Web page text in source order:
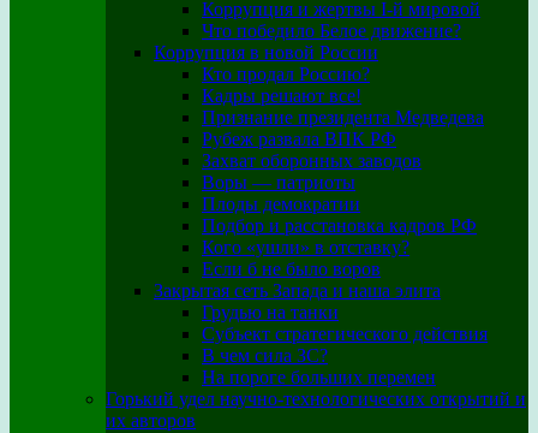
Коррупция и жертвы I-й мировой
Что победило Белое движение?
Коррупция в новой России
Кто продал Россию?
Кадры решают все!
Признание президента Медведева
Рубеж развала ВПК РФ
Захват оборонных заводов
Воры — патриоты
Плоды демократии
Подбор и расстановка кадров РФ
Кого «ушли» в отставку?
Если б не было воров
Закрытая сеть Запада и наша элита
Грудью на танки
Субъект стратегического действия
В чем сила ЗС?
На пороге больших перемен
Горький удел научно-технологических открытий и
их авторов